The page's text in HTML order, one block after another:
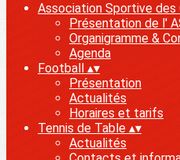
Association Sportive des
Présentation de l'
Organigramme &
Agenda
Football ▴▾
Présentation
Actualités
Horaires et tarifs
Tennis de Table ▴▾
Actualités